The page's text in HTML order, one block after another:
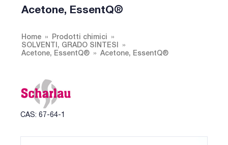
Acetone, EssentQ®
Home
Prodotti chimici
SOLVENTI, GRADO SINTESI
Acetone, EssentQ®
Acetone, EssentQ®
CAS: 67-64-1